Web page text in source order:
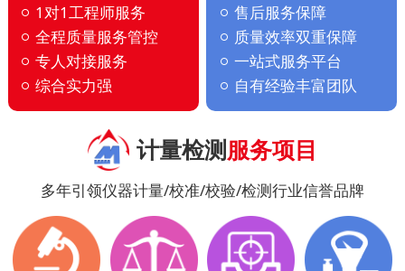
1对1工程师服务
全程质量服务管控
专人对接服务
综合实力强
售后服务保障
质量效率双重保障
一站式服务平台
自有经验丰富团队
计量检测服务项目
多年引领仪器计量/校准/校验/检测行业信誉品牌